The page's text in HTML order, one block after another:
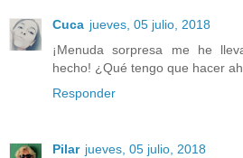
Cuca jueves, 05 julio, 2018
¡Menuda sorpresa me he
hecho! ¿Qué tengo que hacer
Responder
Pilar jueves, 05 julio, 2018